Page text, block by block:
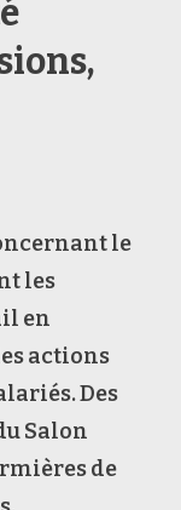
le
les
en
actions
Des
Salon
de